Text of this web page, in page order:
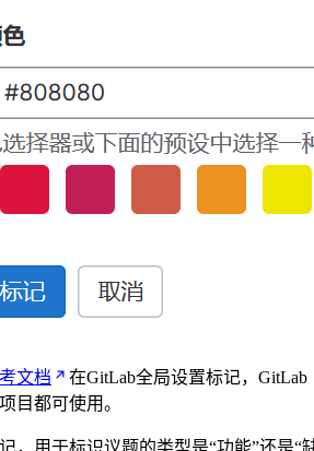
文档
在GitLab全局设置标记，GitLab
目都可使用。